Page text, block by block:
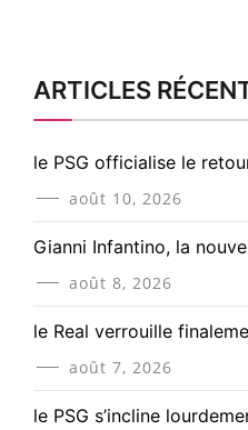
ARTICLES
le PSG officialise le
août 10, 2026
Gianni Infantino, la
août 8, 2026
le Real verrouille
août 7, 2026
le PSG s’incline